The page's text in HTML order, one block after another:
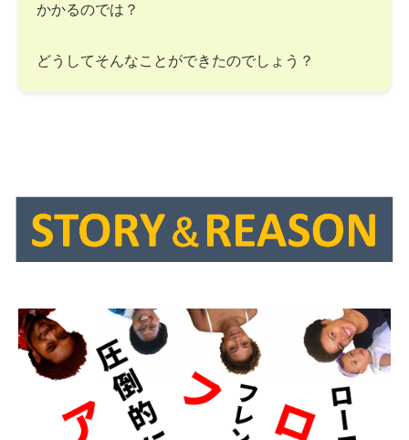
かかるのでは？
どうしてそんなことができたのでしょう？